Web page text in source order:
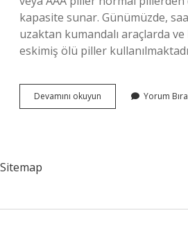
kapasite sunar. Günümüzde,
uzaktan kumandalı araçlarda
eskimiş ölü piller
Devamını okuyun
Kalem
Yorum
Sitemap